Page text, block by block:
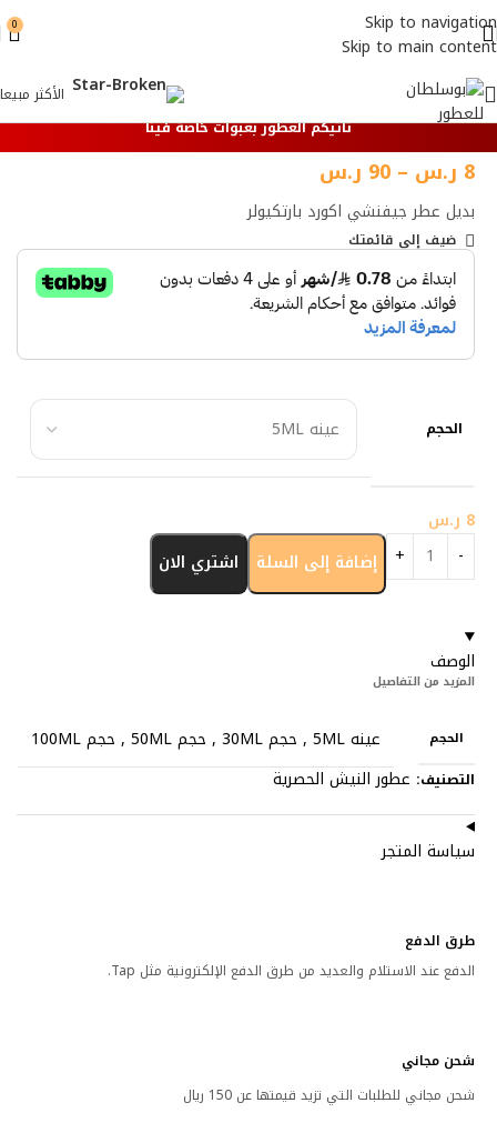
Skip to navigation
Skip to main content
0
الأكثر مبيعا
تأتيكم العطور بعبوات خاصة فينا
بديل عطر جيفنشي اكورد بارتكيولر
8 ر.س –
90 ر.س
ضيف إلي قائمتك
الحجم
8 ر.س
إضافة إلى السلة
اشتري الان
الوصف
المزيد من التفاصيل
الحجم عينه 5ML , حجم 30ML , حجم 50ML , حجم 100ML
التصنيف: عطور النيش الحصرية
سياسة المتجر
طرق الدفع
الدفع عند الاستلام والعديد من طرق الدفع الإلكترونية مثل Tap.
شحن مجاني
شحن مجاني للطلبات التي تزيد قيمتها عن 150 ريال